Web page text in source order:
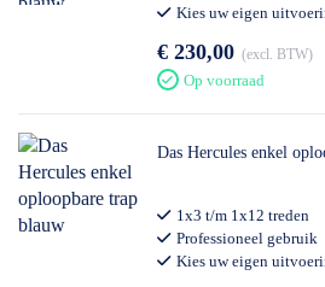
Kies uw eigen
€ 230,00 excl. BTW
Op voorraad
Das Hercules enkel
1x3 t/m 1x12 treden
Professioneel gebruik
Kies uw eigen